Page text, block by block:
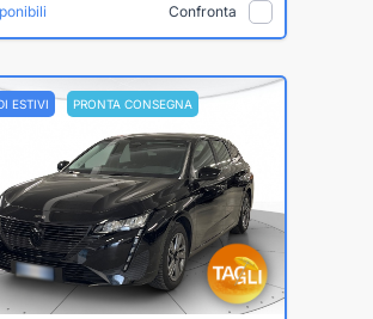
Confronta
ESTIVI PRONTA CONSEGNA